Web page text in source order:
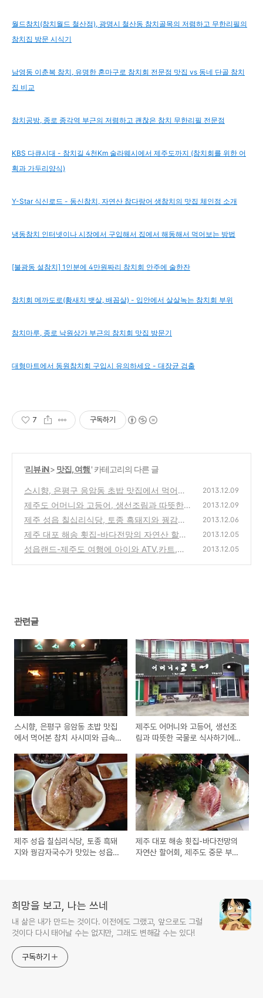
월드참치(참치월드 철산점), 광명시 철산동 참치골목의 저렴하고 무한리필의
참치집 방문 시식기
남영동 이춘복 참치, 유명한 혼마구로 참치회 전문점 맛집 vs 동네 단골 참치
집 비교
참치공방, 종로 종각역 부근의 저렴하고 괜찮은 참치 무한리필 전문점
KBS 다큐시대 - 참치길 4천Km 술라웨시에서 제주도까지 (참치회를 위한 어
획과 가두리양식)
Y-Star 식신로드 - 동신참치, 자연산 참다랑어 생참치의 맛집 체인점 소개
냉동참치 인터넷이나 시장에서 구입해서 집에서 해동해서 먹어보는 방법
[불광동 설참치] 1인분에 4만원짜리 참치회 안주에 술한잔
참치회 메까도로(황새치 뱃살, 배꼽살) - 입안에서 살살녹는 참치회 부위
참치마루, 종로 낙원상가 부근의 참치회 맛집 방문기
대형마트에서 동원참치회 구입시 유의하세요 - 대장균 검출
7 구독하기
'리뷰 iN> 맛집, 여행' 카테고리의 다른 글
스시향, 은평구 응암동 초밥 맛집에서 먹어본
참치 사시미와 급속냉동후 해동한 고등어회
(시메사바) 시식기
(2)
2013.12.09
제주도 어머니와 고등어, 생선조림과 따뜻한
국물로 식사하기에 좋은 제주공항근처 맛집 방
문기
(2)
2013.12.09
제주 성읍 칠십리식당, 토종 흑돼지와 꿩감자
국수가 맛있는 성읍칠십리주막 방문기(가격,
메뉴 정보)
(1)
2013.12.06
제주 대포 해송 횟집-바다전망의 자연산 할어
회, 제주도 중문 부근 맛집 방문기(메뉴,가격
2013.12.05
성읍랜드-제주도 여행에 아이와 ATV,카트,승
2013.12.05
관련글
스시향, 은평구 응암동 초밥 맛집
에서 먹어본 참치 사시미와 급속
바) 시식기
제주도 어머니와 고등어, 생선조
림과 따뜻한 국물로 식사하기에
제주 성읍 칠십리식당, 토종 흑돼
지와 꿩감자국수가 맛있는 성읍칠
제주 대포 해송 횟집-바다전망의
자연산 할어회, 제주도 중문 부근
희망을 보고, 나는 쓰네
내 삶은 내가 만드는 것이다. 이전에도 그랬고, 앞으로도 그럴
것이다 다시 태어날 수는 없지만, 그래도 변해갈 수는 있다!
구독하기